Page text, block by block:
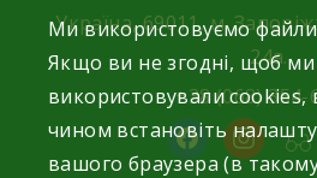
Україна, 69011, м.
24а.
+38 (068) 354-
facebookinstagram
Ми використовуємо
Якщо ви не згодні, щоб ми
використовували cookies,
чином встановіть
вашого браузера (в